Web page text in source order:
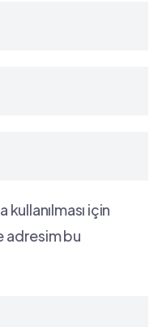
için
adresim bu